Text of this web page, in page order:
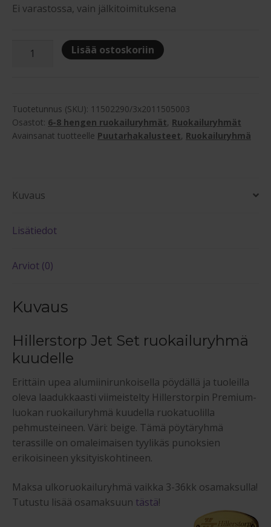
Ei varastossa, vain jälkitoimituksena
Hillerstorp
kuudelle
määrä
Lisää ostoskoriin
Tuotetunnus (SKU): 11502290/3x2011505003
Osastot: 6-8 hengen ruokailuryhmät, Ruokailuryhmät
Avainsanat tuotteelle Puutarhakalusteet, Ruokailuryhmä
Kuvaus
Lisätiedot
Arviot (0)
Kuvaus
Hillerstorp Jet Set ruokailuryhmä
kuudelle
Erittäin upea alumiinirunkoisella pöydällä ja tuoleilla
oleva laadukkaasti viimeistelty Hillerstorpin Premium-
luokan ruokailuryhmä kuudella ruokatuolilla
pehmusteineen. Väri: beige. Tämä pöytäryhmä
terassille on omaleimaisen tyylikäs punoksien
erikoisineen yksityiskohtineen.
Maksa ulkoruokailuryhmä vaikka 3-36kk osamaksulla!
Tutustu lisää osamaksuun tästä!